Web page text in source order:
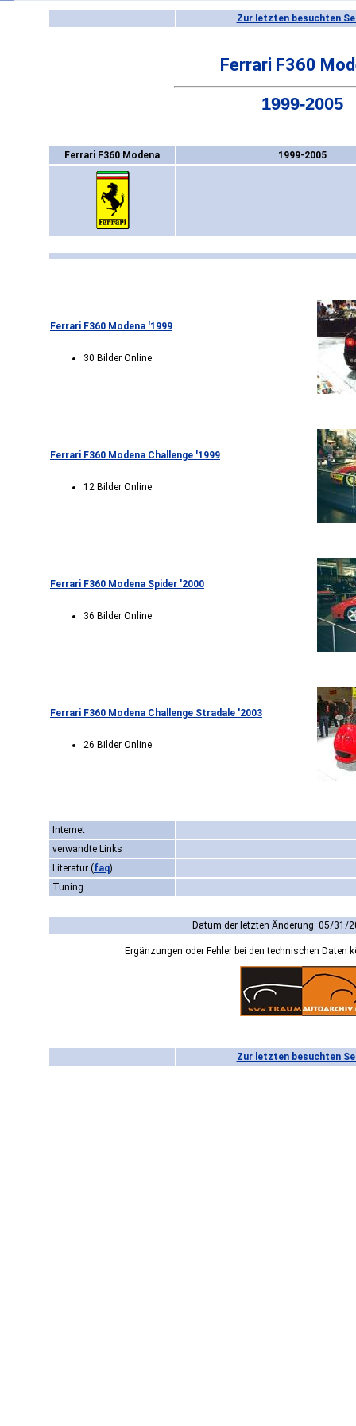
Zur letzten besuchten
Ferrari F360
1999-2005
Ferrari F360 Modena 1999-2005
Ferrari F360 Modena '1999
30 Bilder Online
Ferrari F360 Modena Challenge '1999
12 Bilder Online
Ferrari F360 Modena Spider '2000
36 Bilder Online
Ferrari F360 Modena Challenge Stradale '2003
26 Bilder Online
Internet
verwandte Links
Literatur (faq)
Tuning
Datum der letzten Änderung: 05/31/
Ergänzungen oder Fehler bei den technischen Daten
Zur letzten besuchten